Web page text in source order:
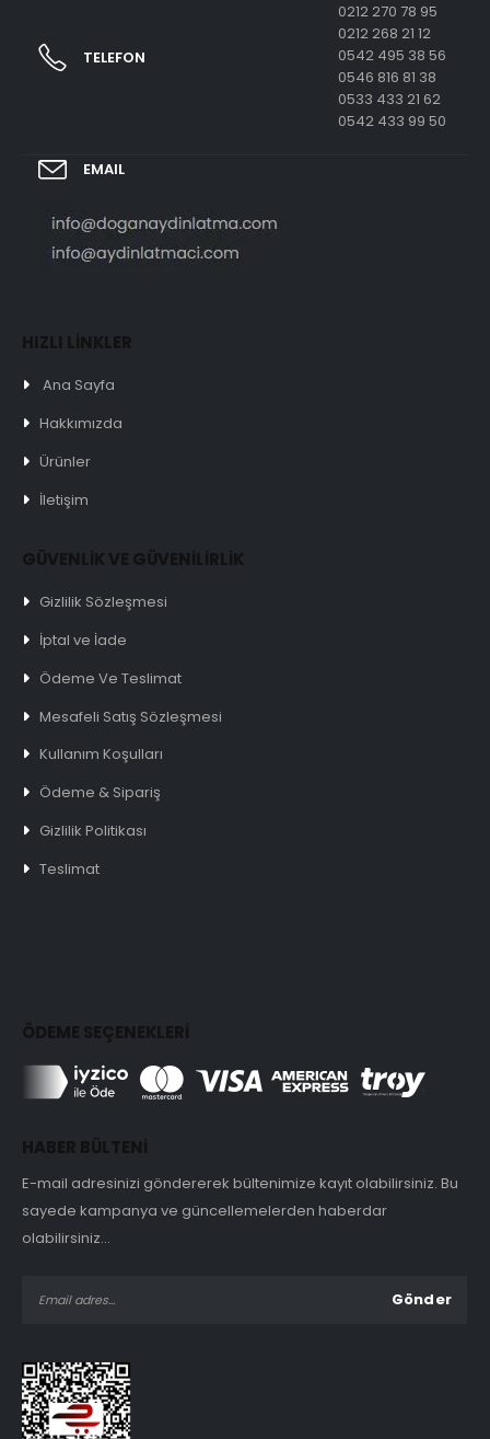
TELEFON
0212 270 78 95
0212 268 21 12
0542 495 38 56
0546 816 81 38
0533 433 21 62
0542 433 99 50
EMAIL
HIZLI LİNKLER
Ana Sayfa
Hakkımızda
Ürünler
İletişim
GÜVENLİK VE GÜVENİLİRLİK
Gizlilik Sözleşmesi
İptal ve İade
Ödeme Ve Teslimat
Mesafeli Satış Sözleşmesi
Kullanım Koşulları
Ödeme & Sipariş
Gizlilik Politikası
Teslimat
ÖDEME SEÇENEKLERİ
HABER BÜLTENİ
E-mail adresinizi göndererek bültenimize kayıt olabilirsiniz. Bu
sayede kampanya ve güncellemelerden haberdar
olabilirsiniz...